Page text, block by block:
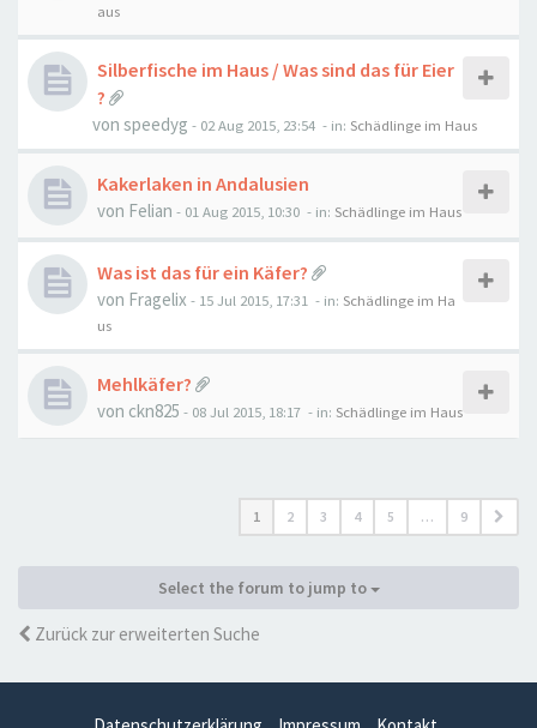
aus
Silberfische im Haus / Was sind das für Eier
?
von speedyg - 02 Aug 2015, 23:54 - in: Schädlinge im Haus
Kakerlaken in Andalusien
von Felian - 01 Aug 2015, 10:30 - in: Schädlinge im Haus
Was ist das für ein Käfer?
von Fragelix - 15 Jul 2015, 17:31 - in: Schädlinge im Ha
us
Mehlkäfer?
von ckn825 - 08 Jul 2015, 18:17 - in: Schädlinge im Haus
1 2 3 4 5 … 9
Select the forum to jump to
Zurück zur erweiterten Suche